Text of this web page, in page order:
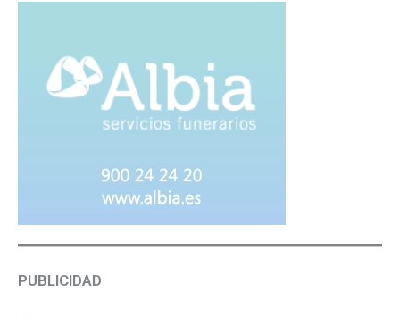
PUBLICIDAD